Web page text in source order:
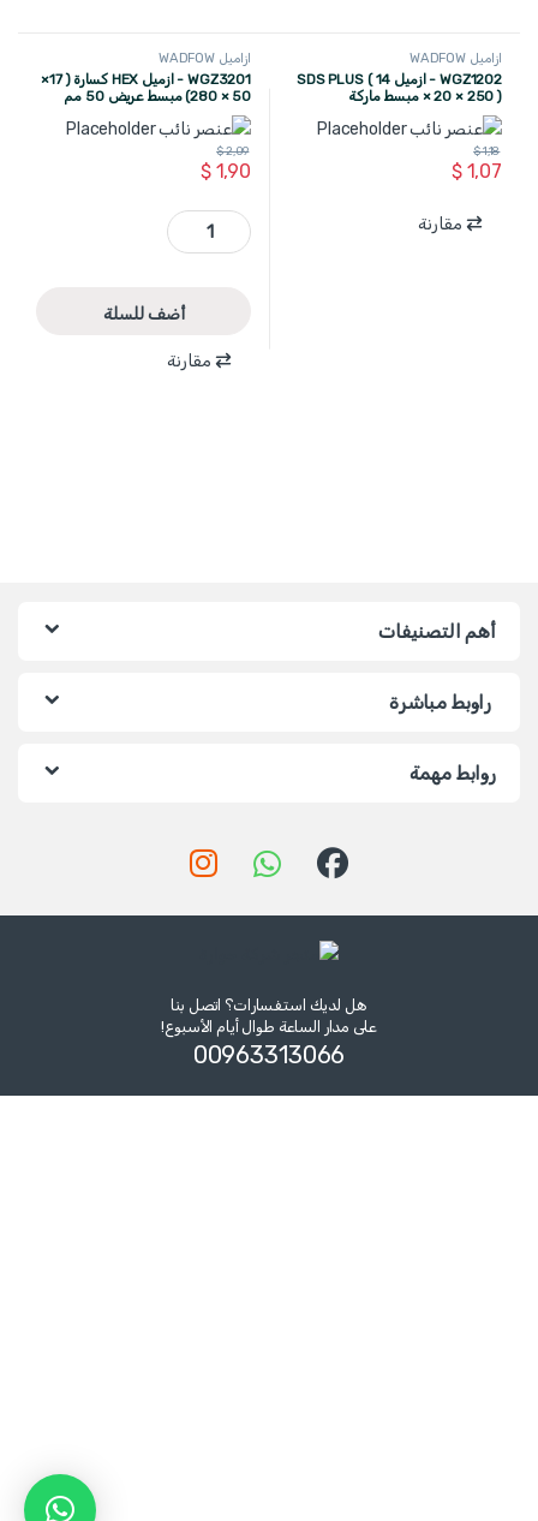
ازاميل WADFOW
WGZ1202 - ازميل SDS PLUS ( 14
× 20 × 250 ) مبسط ماركة
WADFOW
$1,07
$1,18
مقارنة
ازاميل WADFOW
WGZ3201 - ازميل HEX كسارة ( 17×
50 × 280) مبسط عريض 50 مم
لزوم كسارة 1300 واط WADFOW
$1,90
$2,09
WGZ3201 - ازميل HEX كسارة ( 17× 50 × 280) مبسط عريض 50 مم لزوم كسارة 1300 واط WADFOW quantity
أضف للسلة
مقارنة
أهم التصنيفات
راوبط مباشرة
روابط مهمة
هل لديك استفسارات؟ اتصل بنا
على مدار الساعة طوال أيام الأسبوع!
00963313066‏